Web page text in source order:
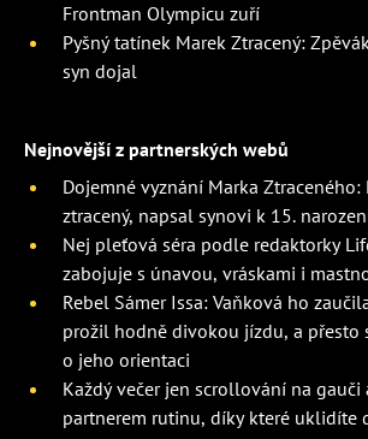
Frontman Olympicu zuří
Pyšný tatínek Marek Ztracený:
syn dojal
Nejnovější z partnerských webů
Dojemné vyznání Marka Ztraceného:
ztracený, napsal synovi k 15.
Nej pleťová séra podle redaktorky
zabojuje s únavou, vráskami i
Rebel Sámer Issa: Vaňková ho
prožil hodně divokou jízdu, a přesto
o jeho orientaci
Každý večer jen scrollování na gauči
partnerem rutinu, díky které uklidíte